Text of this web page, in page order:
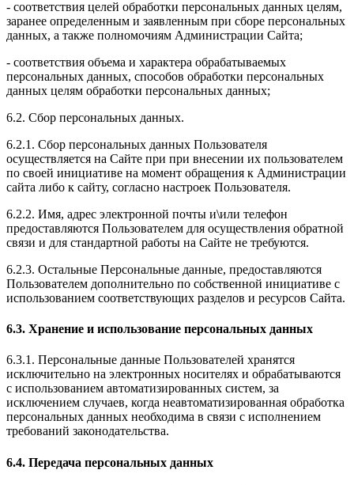
- соответствия целей обработки персональных данных целям,
заранее определенным и заявленным при сборе персональных
данных, а также полномочиям Администрации Сайта;
- соответствия объема и характера обрабатываемых
персональных данных, способов обработки персональных
данных целям обработки персональных данных;
6.2. Сбор персональных данных.
6.2.1. Сбор персональных данных Пользователя
осуществляется на Сайте при при внесении их пользователем
по своей инициативе на момент обращения к Администрации
сайта либо к сайту, согласно настроек Пользователя.
6.2.2. Имя, адрес электронной почты и\или телефон
предоставляются Пользователем для осуществления обратной
связи и для стандартной работы на Сайте не требуются.
6.2.3. Остальные Персональные данные, предоставляются
Пользователем дополнительно по собственной инициативе с
использованием соответствующих разделов и ресурсов Сайта.
6.3. Хранение и использование персональных данных
6.3.1. Персональные данные Пользователей хранятся
исключительно на электронных носителях и обрабатываются
с использованием автоматизированных систем, за
исключением случаев, когда неавтоматизированная обработка
персональных данных необходима в связи с исполнением
требований законодательства.
6.4. Передача персональных данных